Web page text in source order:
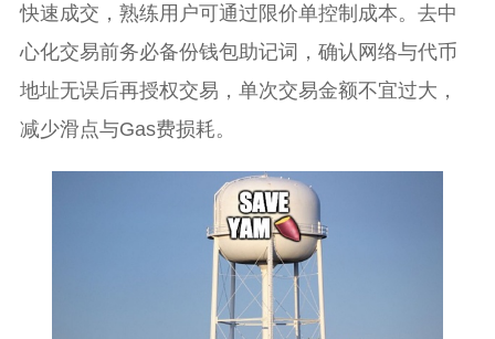
快速成交，熟练用户可通过限价单控制成本。去中
心化交易前务必备份钱包助记词，确认网络与代币
地址无误后再授权交易，单次交易金额不宜过大，
减少滑点与Gas费损耗。